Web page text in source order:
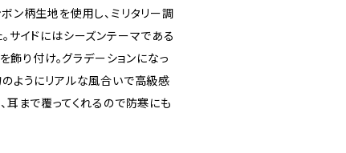
ン柄生地を使用し、ミリタリー調
サイドにはシーズンテーマである
り付け。グラデーションになっ
ようにリアルな風合いで高級感
耳まで覆ってくれるので防寒にも